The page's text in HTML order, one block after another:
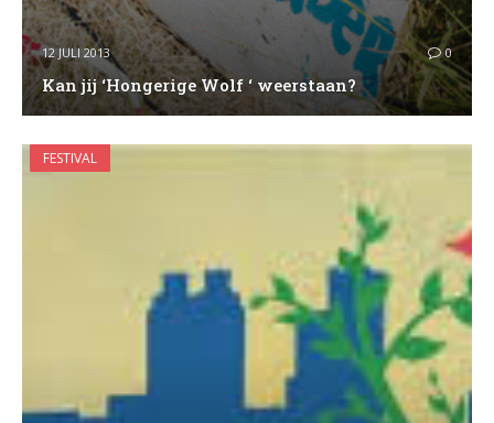
12 JULI 2013 0
Kan jij ‘Hongerige Wolf ‘ weerstaan?
FESTIVAL